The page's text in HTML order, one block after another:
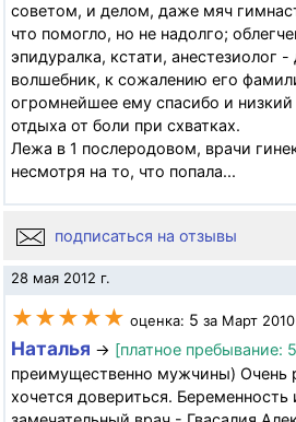
советом, и делом, даже мяч
что помогло, но не надолго;
эпидуралка, кстати, анестезиолог
волшебник, к сожалению его
огромнейшее ему спасибо и низкий
отдыха от боли при схватках.
Лежа в 1 послеродовом, врачи
несмотря на то, что попала...
подписаться на отзывы
28 мая 2012 г.
★★★★★ оценка: 5 за Март 2010
Наталья → [платное пребывание:
преимущественно мужчины) Очень
хочется довериться.